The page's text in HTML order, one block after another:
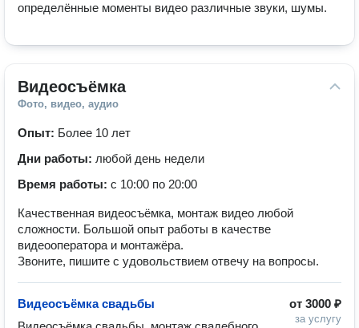
определённые моменты видео различные звуки, шумы.
Видеосъёмка
Фото, видео, аудио
Опыт: Более 10 лет
Дни работы: любой день недели
Время работы: с 10:00 по 20:00
Качественная видеосъёмка, монтаж видео любой
сложности. Большой опыт работы в качестве
видеооператора и монтажёра.
Звоните, пишите с удовольствием отвечу на вопросы.
от 3000 ₽
за услугу
Видеосъёмка свадьбы